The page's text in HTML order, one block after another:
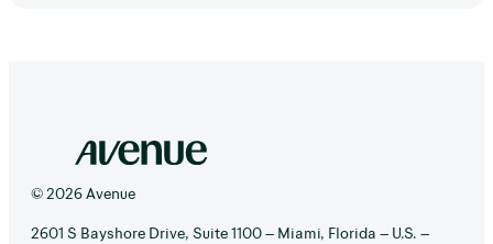
© 2026 Avenue
2601 S Bayshore Drive, Suite 1100 – Miami, Florida – U.S. –